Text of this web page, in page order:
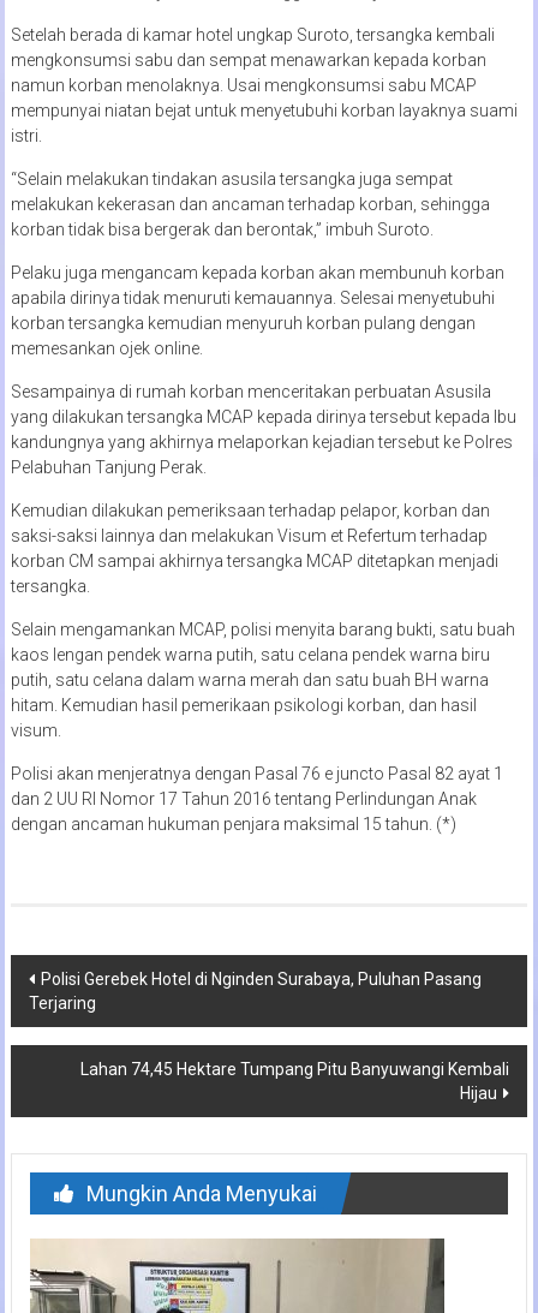
Setelah berada di kamar hotel ungkap Suroto, tersangka kembali
mengkonsumsi sabu dan sempat menawarkan kepada korban
namun korban menolaknya. Usai mengkonsumsi sabu MCAP
mempunyai niatan bejat untuk menyetubuhi korban layaknya suami
istri.
“Selain melakukan tindakan asusila tersangka juga sempat
melakukan kekerasan dan ancaman terhadap korban, sehingga
korban tidak bisa bergerak dan berontak,” imbuh Suroto.
Pelaku juga mengancam kepada korban akan membunuh korban
apabila dirinya tidak menuruti kemauannya. Selesai menyetubuhi
korban tersangka kemudian menyuruh korban pulang dengan
memesankan ojek online.
Sesampainya di rumah korban menceritakan perbuatan Asusila
yang dilakukan tersangka MCAP kepada dirinya tersebut kepada Ibu
kandungnya yang akhirnya melaporkan kejadian tersebut ke Polres
Pelabuhan Tanjung Perak.
Kemudian dilakukan pemeriksaan terhadap pelapor, korban dan
saksi-saksi lainnya dan melakukan Visum et Refertum terhadap
korban CM sampai akhirnya tersangka MCAP ditetapkan menjadi
tersangka.
Selain mengamankan MCAP, polisi menyita barang bukti, satu buah
kaos lengan pendek warna putih, satu celana pendek warna biru
putih, satu celana dalam warna merah dan satu buah BH warna
hitam. Kemudian hasil pemerikaan psikologi korban, dan hasil
visum.
Polisi akan menjeratnya dengan Pasal 76 e juncto Pasal 82 ayat 1
dan 2 UU RI Nomor 17 Tahun 2016 tentang Perlindungan Anak
dengan ancaman hukuman penjara maksimal 15 tahun. (*)
Navigasi
pos
Polisi Gerebek Hotel di Nginden Surabaya, Puluhan Pasang
Terjaring
Lahan 74,45 Hektare Tumpang Pitu Banyuwangi Kembali
Hijau
Mungkin Anda Menyukai